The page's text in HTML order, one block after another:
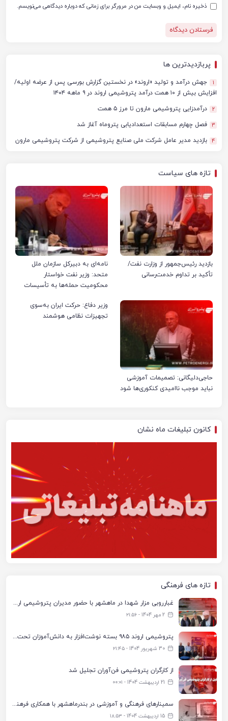
ذخیره نام، ایمیل و وبسایت من در مرورگر برای زمانی که دوباره دیدگاهی می‌نویسم.
پربازدیدترین ها
1
جهش درآمد و تولید «اروند» در نخستین گزارش بورسی پس از عرضه اولیه/
افزایش بیش از ۱۰ همت درآمد پتروشیمی اروند در ۹ ماهه ۱۴۰۴
2 درآمدزایی پتروشیمی مارون تا مرز ۵ همت
3 فصل چهارم مسابقات استعدادیابی پتروماه آغاز شد
4 بازدید مدیر عامل شرکت ملی صنایع پتروشیمی از شرکت پتروشیمی مارون
تازه های سیاست
بازدید رئیس‌جمهور از وزارت نفت/
تأکید بر تداوم خدمت‌رسانی
نامه‌ای به دبیرکل سازمان ملل
متحد: وزیر نفت خواستار
محکومیت حمله‌ها به تأسیسات
حاجی‌دلیگانی: تصمیمات آموزشی
نباید موجب ناامیدی کنکوری‌ها شود
وزیر دفاع: حرکت ایران به‌سوی
تجهیزات نظامی هوشمند
کانون تبلیغات ماه نشان
تازه های فرهنگی
غبارروبی مزار شهدا در ماهشهر با حضور مدیران پتروشیمی اروند و مسئولان شهری
2 مهر 1404 - ۲۱:۵۶
پتروشیمی اروند ۹۸۵ بسته نوشت‌افزار به دانش‌آموزان تحت پوشش کمیته امداد بندرماهشهر اهدا کرد
30 شهریور 1404 - ۲۱:۴۵
از کارگران پتروشیمی فن‌آوران تجلیل شد
21 اردیبهشت 1404 - ۰۰:۰۱
سمینارهای فرهنگی و آموزشی در بندرماهشهر با همکاری فرهنگ‌سرای پتروشیمی مارون
15 اردیبهشت 1404 - ۱۸:۵۳